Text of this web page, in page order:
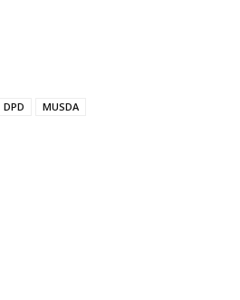
DPD MUSDA